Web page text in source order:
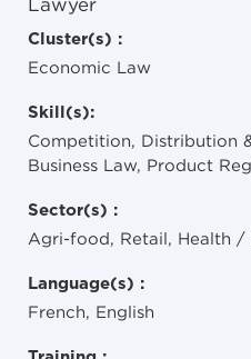
Lawyer
Cluster(s) :
Economic Law
Skill(s):
Competition, Distribution
Business Law, Product
Sector(s) :
Agri-food, Retail, Health
Language(s) :
French, English